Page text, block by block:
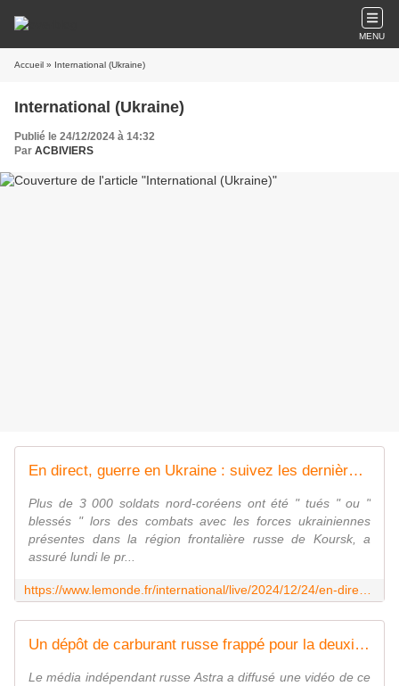
MENU
Accueil » International (Ukraine)
International (Ukraine)
Publié le 24/12/2024 à 14:32
Par ACBIVIERS
En direct, guerre en Ukraine : suivez les dernières informations
Plus de 3 000 soldats nord-coréens ont été " tués " ou "
blessés " lors des combats avec les forces ukrainiennes
présentes dans la région frontalière russe de Koursk, a
assuré lundi le pr...
Un dépôt de carburant russe frappé pour la deuxième fois en un mois
Le média indépendant russe Astra a diffusé une vidéo de ce